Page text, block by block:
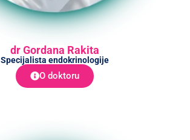
dr Gordana Rakita
Specijalista endokrinologije
O doktoru